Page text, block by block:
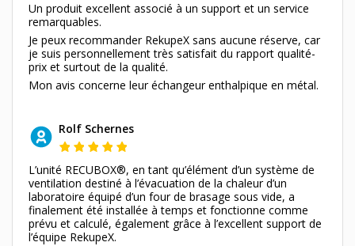
Un produit excellent associé à un support et un service
remarquables.
Je peux recommander RekupeX sans aucune réserve, car
je suis personnellement très satisfait du rapport qualité-
prix et surtout de la qualité.
Mon avis concerne leur échangeur enthalpique en métal.
Rolf Schernes
L’unité RECUBOX®, en tant qu’élément d’un système de
ventilation destiné à l’évacuation de la chaleur d’un
laboratoire équipé d’un four de brasage sous vide, a
finalement été installée à temps et fonctionne comme
prévu et calculé, également grâce à l’excellent support de
l’équipe RekupeX.